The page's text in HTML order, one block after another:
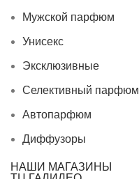
Мужской парфюм
Унисекс
Эксклюзивные
Селективный парфюм
Автопарфюм
Диффузоры
НАШИ МАГАЗИНЫ